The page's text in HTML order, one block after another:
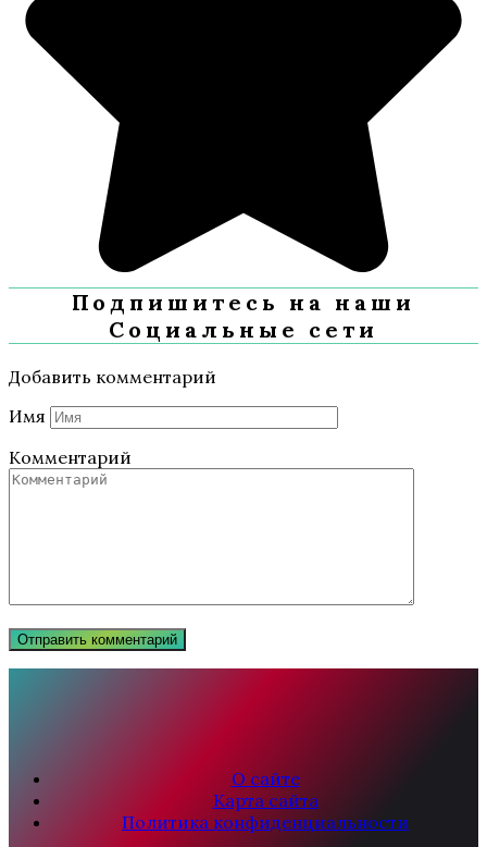
Подпишитесь на наши
Социальные сети
Добавить комментарий
Имя
Комментарий
О сайте
Карта сайта
Политика конфиденциальности